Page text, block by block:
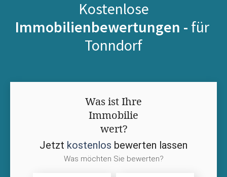
Kostenlose
Immobilienbewertungen - für
Tonndorf
Was ist Ihre
Immobilie
wert?
Jetzt kostenlos bewerten lassen
Was möchten Sie bewerten?